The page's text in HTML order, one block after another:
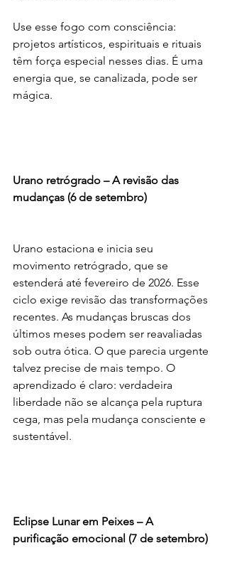
Use esse fogo com consciência:
projetos artísticos, espirituais e rituais
têm força especial nesses dias. É uma
energia que, se canalizada, pode ser
mágica.
Urano retrógrado – A revisão das
mudanças (6 de setembro)
Urano estaciona e inicia seu
movimento retrógrado, que se
estenderá até fevereiro de 2026. Esse
ciclo exige revisão das transformações
recentes. As mudanças bruscas dos
últimos meses podem ser reavaliadas
sob outra ótica. O que parecia urgente
talvez precise de mais tempo. O
aprendizado é claro: verdadeira
liberdade não se alcança pela ruptura
cega, mas pela mudança consciente e
sustentável.
Eclipse Lunar em Peixes – A
purificação emocional (7 de setembro)